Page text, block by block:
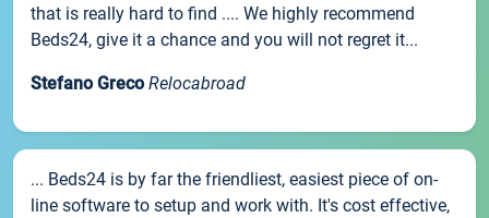
that is really hard to find .... We highly recommend
Beds24, give it a chance and you will not regret it...
Stefano Greco Relocabroad
... Beds24 is by far the friendliest, easiest piece of on-
line software to setup and work with. It's cost effective,